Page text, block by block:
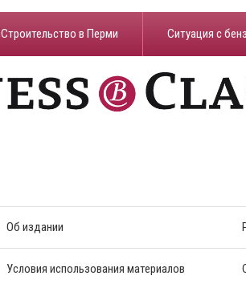
Строительство в Перми ​Ситуация с
Об издании
Условия использования материалов